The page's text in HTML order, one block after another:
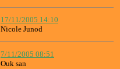
17/11/2005 14:10
Nicole Junod
7/11/2005 08:51
Ouk san